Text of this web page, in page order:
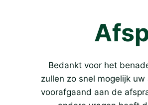
Bedankt voor het
zullen zo snel mogelijk
voorafgaand aan de